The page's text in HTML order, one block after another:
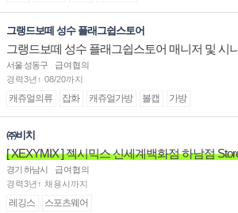
그랭드보떼 성수 플래그쉽스토어
그랭드보떼 성수 플래그쉽스토어 매니저 및 시
자)
서울 성동구
급여협의
경력3년↑ 08/20까지
캐쥬얼의류 잡화 캐쥬얼가방 볼캡 가방
㈜비치
[ XEXYMIX ] 젝시믹스 신세계백화점 하남점
경기 하남시
급여협의
경력3년↑ 채용시까지
레깅스 스포츠웨어